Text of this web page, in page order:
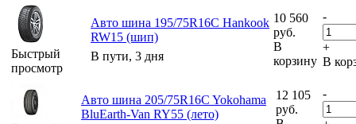
Быстрый
просмотр
Авто шина 195/75R16C Hankook
RW15 (шип)
В пути, 3 дня
10 560
руб.
В
корзину
-
+
В
Авто шина 205/75R16C Yokohama
BluEarth-Van RY55 (лето)
12 105
руб.
-